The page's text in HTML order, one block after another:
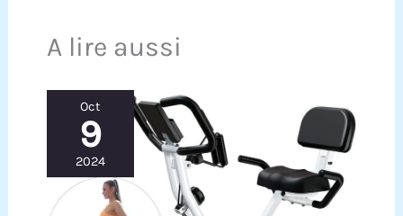
secousses et oscillations en ajustant les
stabilisateurs de base, maintenant le vélo stable
A lire aussi
Oct
9
2024